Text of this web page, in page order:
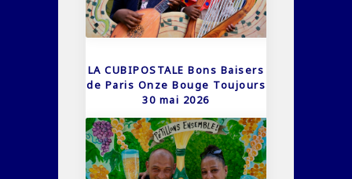
LA CUBIPOSTALE Bons Baisers
de Paris Onze Bouge Toujours
30 mai 2026